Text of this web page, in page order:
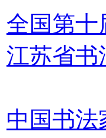
全国第十
江苏省书
中国书法